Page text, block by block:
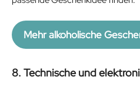
w
s
s
2
Mehr alkoholische
8. Technische und